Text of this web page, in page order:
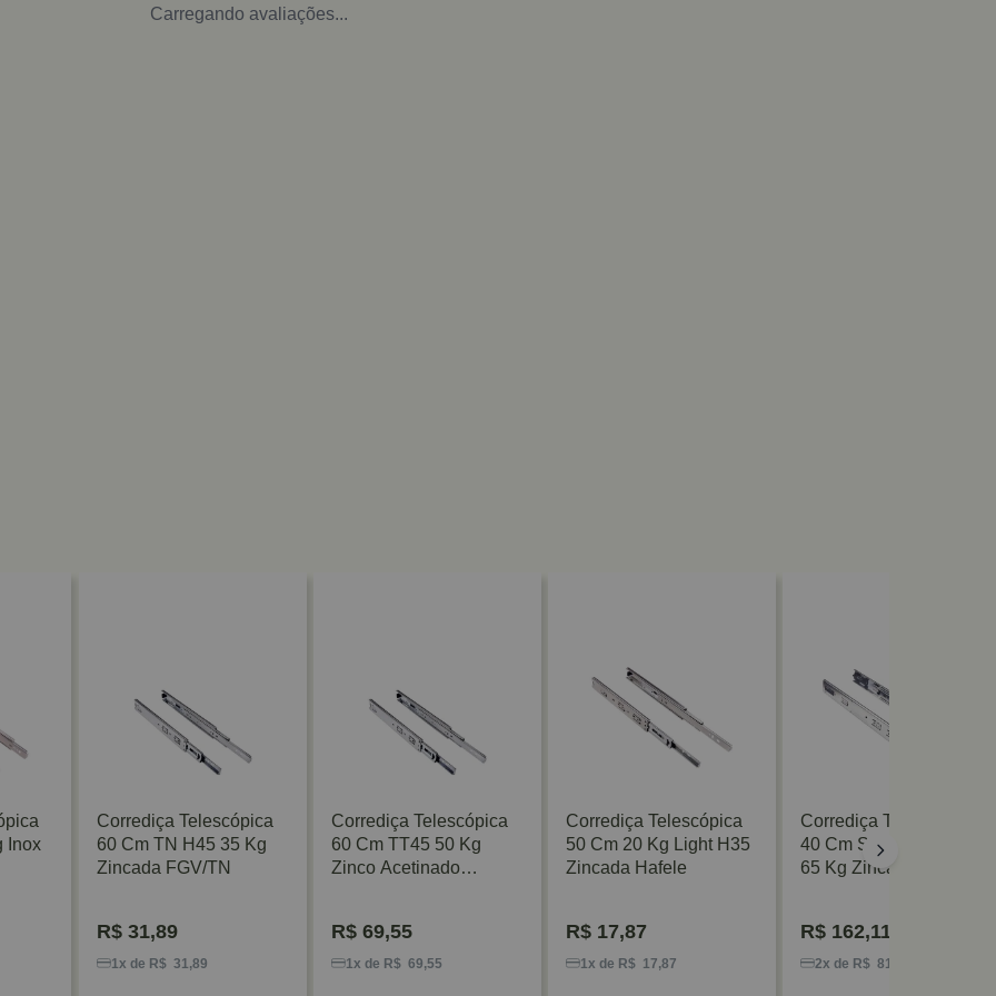
Carregando avaliações...
Inox
Corrediça Telescópica
60 Cm TN H45 35 Kg
Zincada FGV/TN
R$31,89
1x de R$ 31,89
Corrediça Telescópica
60 Cm TT45 50 Kg
Zinco Acetinado
R$69,55
1x de R$ 69,55
Corrediça Telescópica
50 Cm 20 Kg Light H35
Zincada Hafele
R$ 17,87
1x de R$ 17,87
Corrediça Telescópica
40 Cm Self-Close TT50
65 Kg Zincada FGV/TN
R$ 162,11
2x de R$ 81,05